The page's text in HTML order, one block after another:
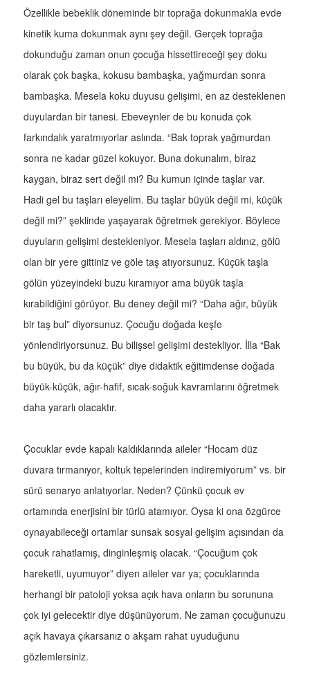
Özellikle bebeklik döneminde bir toprağa dokunmakla evde
kinetik kuma dokunmak aynı şey değil. Gerçek toprağa
dokunduğu zaman onun çocuğa hissettireceği şey doku
olarak çok başka, kokusu bambaşka, yağmurdan sonra
bambaşka. Mesela koku duyusu gelişimi, en az desteklenen
duyulardan bir tanesi. Ebeveynler de bu konuda çok
farkındalık yaratmıyorlar aslında. “Bak toprak yağmurdan
sonra ne kadar güzel kokuyor. Buna dokunalım, biraz
kaygan, biraz sert değil mi? Bu kumun içinde taşlar var.
Hadi gel bu taşları eleyelim. Bu taşlar büyük değil mi, küçük
değil mi?” şeklinde yaşayarak öğretmek gerekiyor. Böylece
duyuların gelişimi destekleniyor. Mesela taşları aldınız, gölü
olan bir yere gittiniz ve göle taş atıyorsunuz. Küçük taşla
gölün yüzeyindeki buzu kıramıyor ama büyük taşla
kırabildiğini görüyor. Bu deney değil mi? “Daha ağır, büyük
bir taş bul” diyorsunuz. Çocuğu doğada keşfe
yönlendiriyorsunuz. Bu bilişsel gelişimi destekliyor. İlla “Bak
bu büyük, bu da küçük” diye didaktik eğitimdense doğada
büyük-küçük, ağır-hafif, sıcak-soğuk kavramlarını öğretmek
daha yararlı olacaktır.
Çocuklar evde kapalı kaldıklarında aileler “Hocam düz
duvara tırmanıyor, koltuk tepelerinden indiremiyorum” vs. bir
sürü senaryo anlatıyorlar. Neden? Çünkü çocuk ev
ortamında enerjisini bir türlü atamıyor. Oysa ki ona özgürce
oynayabileceği ortamlar sunsak sosyal gelişim açısından da
çocuk rahatlamış, dinginleşmiş olacak. “Çocuğum çok
hareketli, uyumuyor” diyen aileler var ya; çocuklarında
herhangi bir patoloji yoksa açık hava onların bu sorununa
çok iyi gelecektir diye düşünüyorum. Ne zaman çocuğunuzu
açık havaya çıkarsanız o akşam rahat uyuduğunu
gözlemlersiniz.